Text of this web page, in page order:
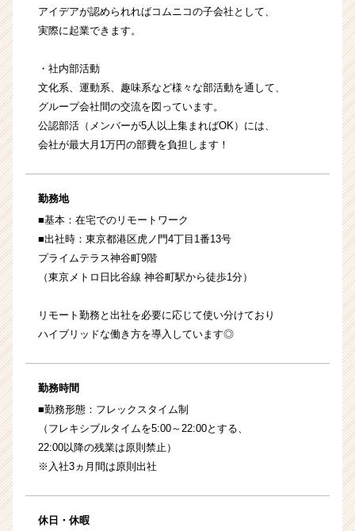
アイデアが認められればコムニコの子会社として、
実際に起業できます。
・社内部活動
文化系、運動系、趣味系など様々な部活動を通して、
グループ会社間の交流を図っています。
公認部活（メンバーが5人以上集まればOK）には、
会社が最大月1万円の部費を負担します！
勤務地
■基本：在宅でのリモートワーク
■出社時：東京都港区虎ノ門4丁目1番13号
プライムテラス神谷町9階
（東京メトロ日比谷線 神谷町駅から徒歩1分）
リモート勤務と出社を必要に応じて使い分けており
ハイブリッドな働き方を導入しています◎
勤務時間
■勤務形態：フレックスタイム制
（フレキシブルタイムを5:00～22:00とする、
22:00以降の残業は原則禁止）
※入社3ヵ月間は原則出社
休日・休暇